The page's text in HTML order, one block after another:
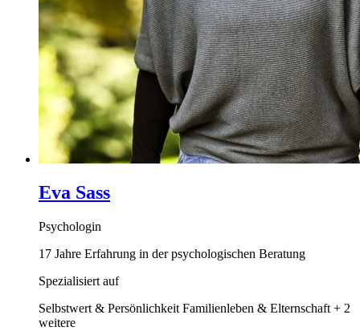
Eva Sass
Psychologin
17 Jahre Erfahrung in der psychologischen Beratung
Spezialisiert auf
Selbstwert & Persönlichkeit Familienleben & Elternschaft + 2
weitere